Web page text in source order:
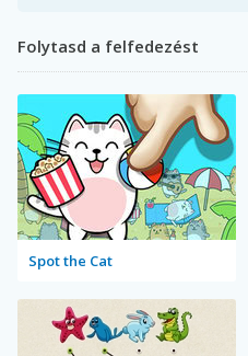
Folytasd a felfedezést
Spot the Cat